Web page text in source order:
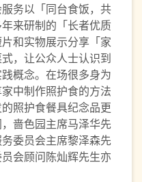
务以「同台食饭，共
来研制的「长者优质
和实物展示分享「家
，让公众人士认识到
概念。在场很多身为
中制作照护食的方法
照护食餐具纪念品更
啬色园主席马泽华先
委员会主席黎泽森先
会顾问陈灿辉先生亦